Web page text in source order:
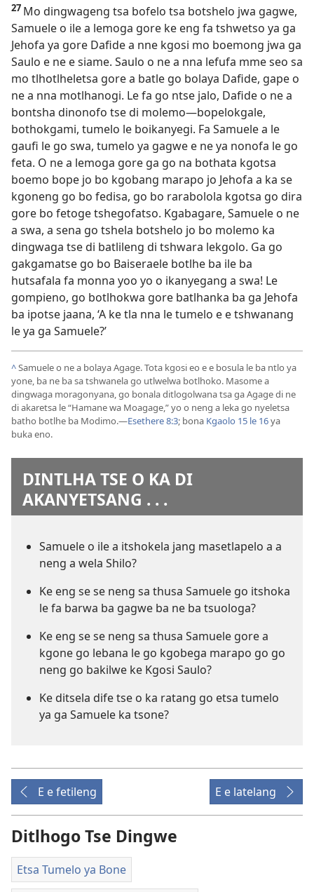
27 Mo dingwageng tsa bofelo tsa botshelo jwa gagwe,
Samuele o ile a lemoga gore ke eng fa tshwetso ya ga
Jehofa ya gore Dafide a nne kgosi mo boemong jwa ga
Saulo e ne e siame. Saulo o ne a nna lefufa mme seo sa
mo tlhotlheletsa gore a batle go bolaya Dafide, gape o
ne a nna motlhanogi. Le fa go ntse jalo, Dafide o ne a
bontsha dinonofo tse di molemo—bopelokgale,
bothokgami, tumelo le boikanyegi. Fa Samuele a le
gaufi le go swa, tumelo ya gagwe e ne ya nonofa le go
feta. O ne a lemoga gore ga go na bothata kgotsa
boemo bope jo bo kgobang marapo jo Jehofa a ka se
kgoneng go bo fedisa, go bo rarabolola kgotsa go dira
gore bo fetoge tshegofatso. Kgabagare, Samuele o ne
a swa, a sena go tshela botshelo jo bo molemo ka
dingwaga tse di batlileng di tshwara lekgolo. Ga go
gakgamatse go bo Baiseraele botlhe ba ile ba
hutsafala fa monna yoo yo o ikanyegang a swa! Le
gompieno, go botlhokwa gore batlhanka ba ga Jehofa
ba ipotse jaana, ‘A ke tla nna le tumelo e e tshwanang
le ya ga Samuele?’
^Samuele o ne a bolaya Agage. Tota kgosi eo e e bosula le ba ntlo ya
yone, ba ne ba sa tshwanela go utlwelwa botlhoko. Masome a
dingwaga moragonyana, go bonala ditlogolwana tsa ga Agage di ne
di akaretsa le “Hamane wa Moagage,” yo o neng a leka go nyeletsa
batho botlhe ba Modimo.—Esethere 8:3; bona Kgaolo 15 le 16ya
buka eno.
DINTLHA TSE O KA DI
AKANYETSANG . . .
Samuele o ile a itshokela jang masetlapelo a a
neng a wela Shilo?
Ke eng se se neng sa thusa Samuele go itshoka
le fa barwa ba gagwe ba ne ba tsuologa?
Ke eng se se neng sa thusa Samuele gore a
kgone go lebana le go kgobega marapo go go
neng go bakilwe ke Kgosi Saulo?
Ke ditsela dife tse o ka ratang go etsa tumelo
ya ga Samuele ka tsone?
E e fetileng E e latelang
Ditlhogo Tse Dingwe
Etsa Tumelo ya Bone